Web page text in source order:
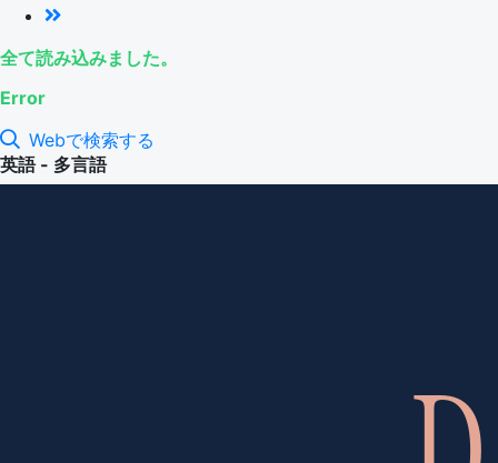
全て読み込みました。
Error
Webで検索する
英語 - 多言語